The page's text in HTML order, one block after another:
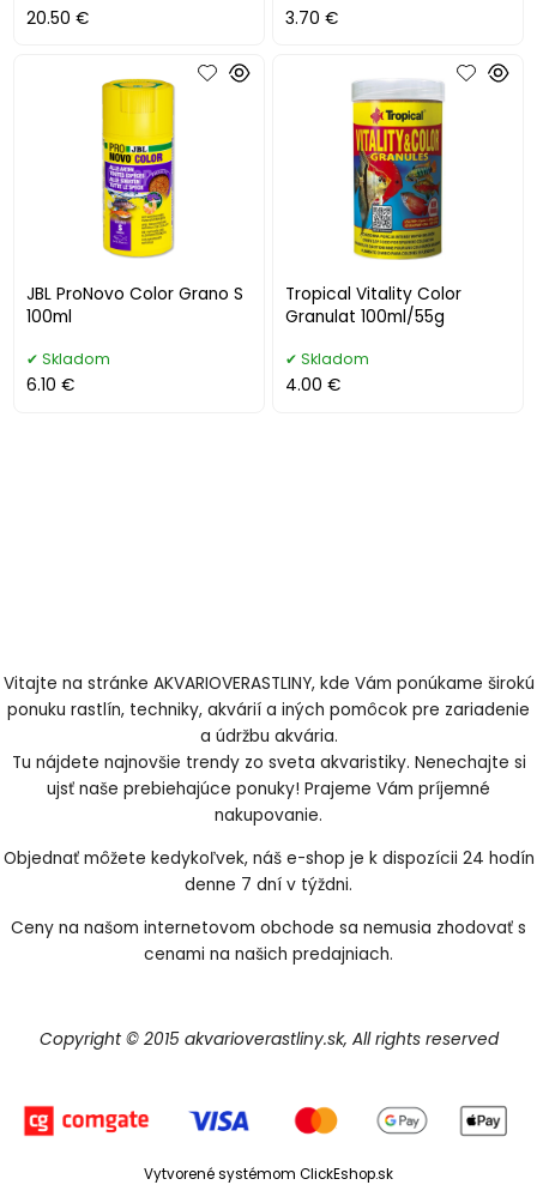
20.50 € 3.70 €
JBL ProNovo Color Grano S
100ml
Skladom
6.10 €
Tropical Vitality Color
Granulat 100ml/55g
Skladom
4.00 €
Vitajte na stránke AKVARIOVERASTLINY, kde Vám ponúkame širokú
ponuku rastlín, techniky, akvárií a iných pomôcok pre zariadenie
a údržbu akvária.
Tu nájdete najnovšie trendy zo sveta akvaristiky. Nenechajte si
ujsť naše prebiehajúce ponuky! Prajeme Vám príjemné
nakupovanie.
Objednať môžete kedykoľvek, náš e-shop je k dispozícii 24 hodín
denne 7 dní v týždni.
Ceny na našom internetovom obchode sa nemusia zhodovať s
cenami na našich predajniach.
Copyright © 2015 akvarioverastliny.sk, All rights reserved
Vytvorené systémom ClickEshop.sk